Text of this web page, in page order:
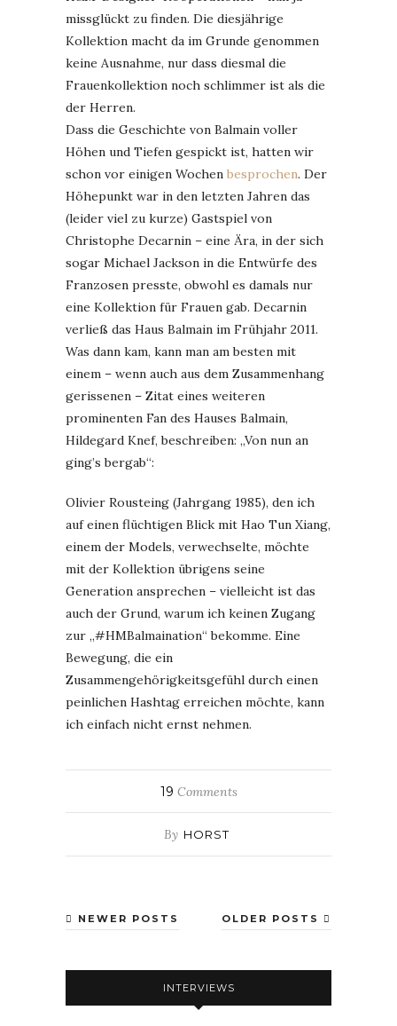
missglückt zu finden. Die diesjährige
Kollektion macht da im Grunde genommen
keine Ausnahme, nur dass diesmal die
Frauenkollektion noch schlimmer ist als die
der Herren.
Dass die Geschichte von Balmain voller
Höhen und Tiefen gespickt ist, hatten wir
schon vor einigen Wochen besprochen. Der
Höhepunkt war in den letzten Jahren das
(leider viel zu kurze) Gastspiel von
Christophe Decarnin – eine Ära, in der sich
sogar Michael Jackson in die Entwürfe des
Franzosen presste, obwohl es damals nur
eine Kollektion für Frauen gab. Decarnin
verließ das Haus Balmain im Frühjahr 2011.
Was dann kam, kann man am besten mit
einem – wenn auch aus dem Zusammenhang
gerissenen – Zitat eines weiteren
prominenten Fan des Hauses Balmain,
Hildegard Knef, beschreiben: „Von nun an
ging’s bergab“:
Olivier Rousteing (Jahrgang 1985), den ich
auf einen flüchtigen Blick mit Hao Tun Xiang,
einem der Models, verwechselte, möchte
mit der Kollektion übrigens seine
Generation ansprechen – vielleicht ist das
auch der Grund, warum ich keinen Zugang
zur „#HMBalmaination“ bekomme. Eine
Bewegung, die ein
Zusammengehörigkeitsgefühl durch einen
peinlichen Hashtag erreichen möchte, kann
ich einfach nicht ernst nehmen.
19 Comments
By HORST
OLDER POSTS
NEWER POSTS
INTERVIEWS